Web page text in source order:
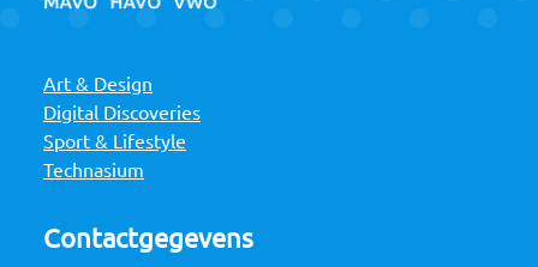
Art & Design
Digital Discoveries
Sport & Lifestyle
Technasium
Contactgegevens